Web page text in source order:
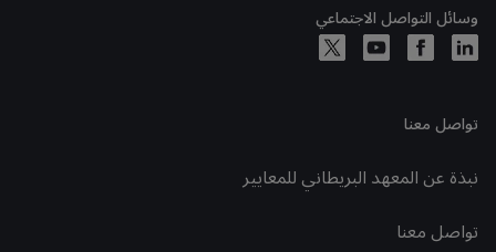
وسائل التواصل الاجتماعي
تواصل معنا
نبذة عن المعهد البريطاني للمعايير
تواصل معنا